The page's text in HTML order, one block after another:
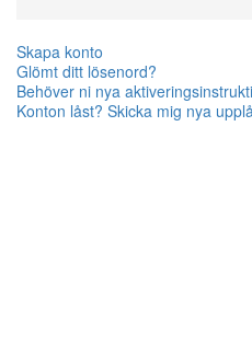
Skapa konto
Glömt ditt lösenord?
Behöver ni nya
Konton låst? Skicka mig nya